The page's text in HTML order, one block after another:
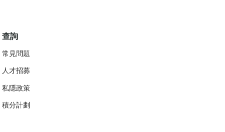
查詢
常見問題
人才招募
私隱政策
​積分計劃